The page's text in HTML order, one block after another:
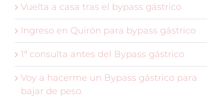
Vuelta a casa tras el bypass gástrico
Ingreso en Quirón para bypass gástrico
1ª consulta antes del Bypass gástrico
Voy a hacerme un Bypass gástrico para
bajar de peso.